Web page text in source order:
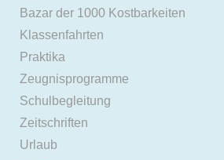
Bazar der 1000 Kostbarkeiten
Klassenfahrten
Praktika
Zeugnisprogramme
Schulbegleitung
Zeitschriften
Urlaub